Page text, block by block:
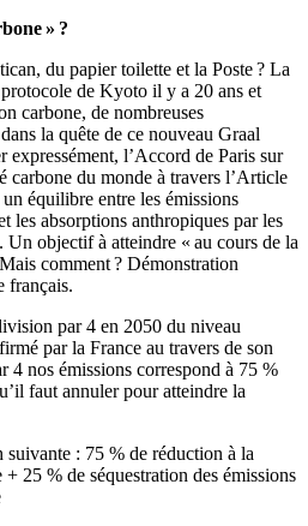
» ?
du papier toilette et la Poste ? La
de Kyoto il y a 20 ans et
carbone, de nombreuses
la quête de ce nouveau Graal
expressément, l’Accord de Paris sur
carbone du monde à travers l’Article
équilibre entre les émissions
les absorptions anthropiques par les
Un objectif à atteindre « au cours de la
comment ? Démonstration
français.
par 4 en 2050 du niveau
par la France au travers de son
4 nos émissions correspond à 75 %
faut annuler pour atteindre la
suivante : 75 % de réduction à la
25 % de séquestration des émissions